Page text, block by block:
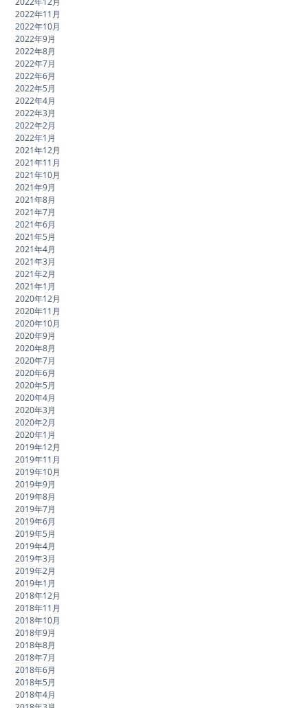
2022年11月
2022年10月
2022年9月
2022年8月
2022年7月
2022年6月
2022年5月
2022年4月
2022年3月
2022年2月
2022年1月
2021年12月
2021年11月
2021年10月
2021年9月
2021年8月
2021年7月
2021年6月
2021年5月
2021年4月
2021年3月
2021年2月
2021年1月
2020年12月
2020年11月
2020年10月
2020年9月
2020年8月
2020年7月
2020年6月
2020年5月
2020年4月
2020年3月
2020年2月
2020年1月
2019年12月
2019年11月
2019年10月
2019年9月
2019年8月
2019年7月
2019年6月
2019年5月
2019年4月
2019年3月
2019年2月
2019年1月
2018年12月
2018年11月
2018年10月
2018年9月
2018年8月
2018年7月
2018年6月
2018年5月
2018年4月